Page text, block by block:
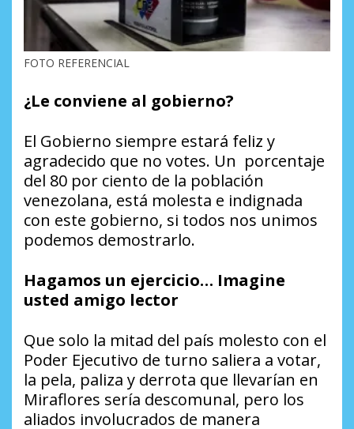
FOTO REFERENCIAL
¿Le conviene al gobierno?
El Gobierno siempre estará feliz y
agradecido que no votes. Un porcentaje
del 80 por ciento de la población
venezolana, está molesta e indignada
con este gobierno, si todos nos unimos
podemos demostrarlo.
Hagamos un ejercicio… Imagine
usted amigo lector
Que solo la mitad del país molesto con el
Poder Ejecutivo de turno saliera a votar,
la pela, paliza y derrota que llevarían en
Miraflores sería descomunal, pero los
aliados involucrados de manera